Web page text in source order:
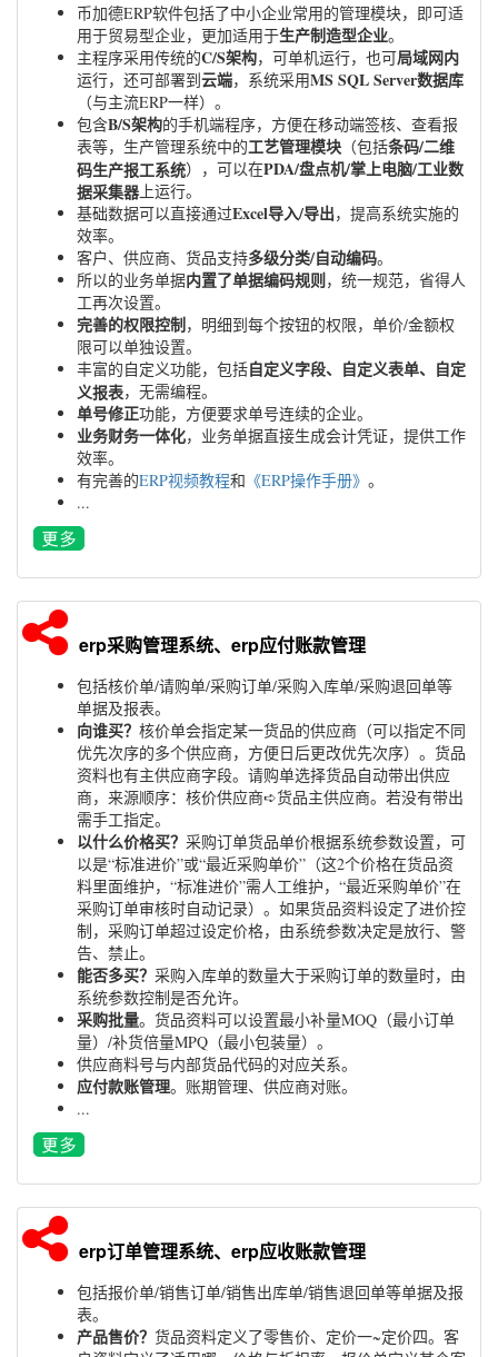
币加德ERP软件包括了中小企业常用的管理模块，即可适
用于贸易型企业，更加适用于生产制造型企业。
主程序采用传统的C/S架构，可单机运行，也可局域网内
运行，还可部署到云端，系统采用MS SQL Server数据库
（与主流ERP一样）。
包含B/S架构的手机端程序，方便在移动端签核、查看报
表等，生产管理系统中的工艺管理模块 （包括条码/二维
码生产报工系统），可以在PDA/盘点机/掌上电脑/工业数
据采集器上运行。
基础数据可以直接通过Excel导入/导出，提高系统实施的
效率。
客户、供应商、货品支持多级分类/自动编码。
所以的业务单据内置了单据编码规则，统一规范，省得人
工再次设置。
完善的权限控制，明细到每个按钮的权限，单价/金额权
限可以单独设置。
丰富的自定义功能，包括自定义字段、自定义表单、自定
义报表，无需编程。
单号修正功能，方便要求单号连续的企业。
业务财务一体化，业务单据直接生成会计凭证，提供工作
效率。
有完善的ERP视频教程和 《ERP操作手册》 。
...
erp采购管理系统、erp应付账款管理
包括核价单/请购单/采购订单/采购入库单/采购退回单等
单据及报表。
向谁买？ 核价单会指定某一货品的供应商（可以指定不同
优先次序的多个供应商，方便日后更改优先次序）。货品
资料也有主供应商字段。请购单选择货品自动带出供应
商，来源顺序：核价供应商➪货品主供应商。若没有带出
需手工指定。
以什么价格买？ 采购订单货品单价根据系统参数设置，可
以是“标准进价”或“最近采购单价”（这2个价格在货品资
料里面维护，“标准进价”需人工维护，“最近采购单价”在
采购订单审核时自动记录）。如果货品资料设定了进价控
制，采购订单超过设定价格，由系统参数决定是放行、警
告、禁止。
能否多买？ 采购入库单的数量大于采购订单的数量时，由
系统参数控制是否允许。
采购批量。货品资料可以设置最小补量MOQ（最小订单
量）/补货倍量MPQ（最小包装量）。
供应商料号与内部货品代码的对应关系。
应付款账管理。账期管理、供应商对账。
...
erp订单管理系统、erp应收账款管理
包括报价单/销售订单/销售出库单/销售退回单等单据及报
表。
产品售价？ 货品资料定义了零售价、定价一~定价四。客